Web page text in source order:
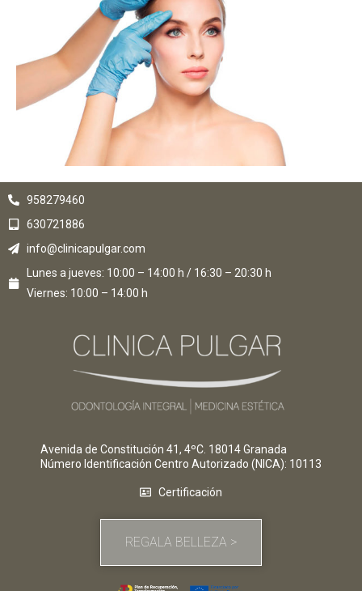
958279460
630721886
info@clinicapulgar.com
Lunes a jueves: 10:00 – 14:00 h / 16:30 – 20:30 h
Viernes: 10:00 – 14:00 h
Avenida de Constitución 41, 4ºC. 18014 Granada
Número Identificación Centro Autorizado (NICA): 10113
Certificación
REGALA BELLEZA >